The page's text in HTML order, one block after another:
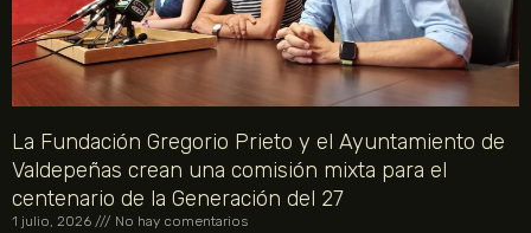
La Fundación Gregorio Prieto y el Ayuntamiento de
Valdepeñas crean una comisión mixta para el
centenario de la Generación del 27
1 julio, 2026 No hay comentarios